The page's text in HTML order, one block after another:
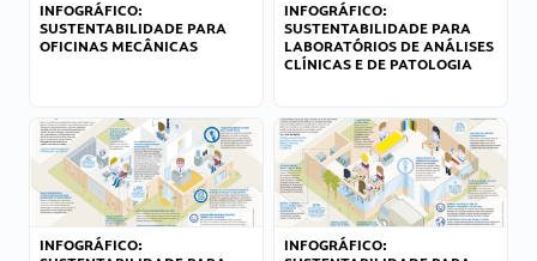
INFOGRÁFICO:
SUSTENTABILIDADE PARA
OFICINAS MECÂNICAS
INFOGRÁFICO:
SUSTENTABILIDADE PARA
LABORATÓRIOS DE ANÁLISES
CLÍNICAS E DE PATOLOGIA
INFOGRÁFICO:
INFOGRÁFICO: